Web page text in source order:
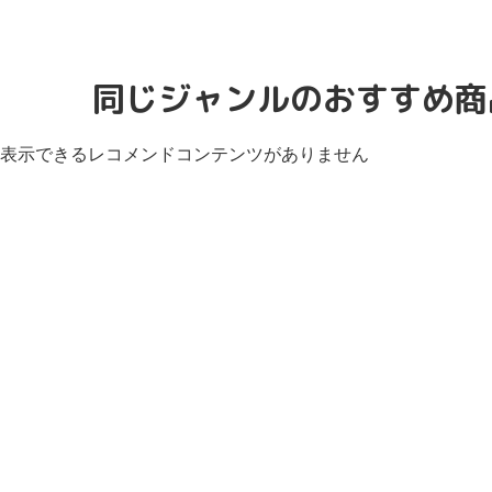
同じジャンルのおすすめ
表示できるレコメンドコンテンツがありません